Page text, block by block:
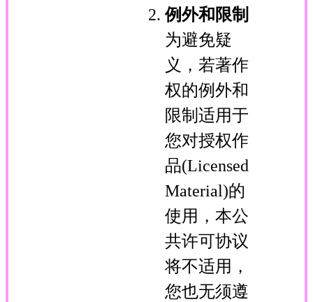
例外和限制
为避免疑
义，若著作
权的例外和
限制适用于
您对授权作
品(Licensed
Material)的
使用，本公
共许可协议
将不适用，
您也无须遵